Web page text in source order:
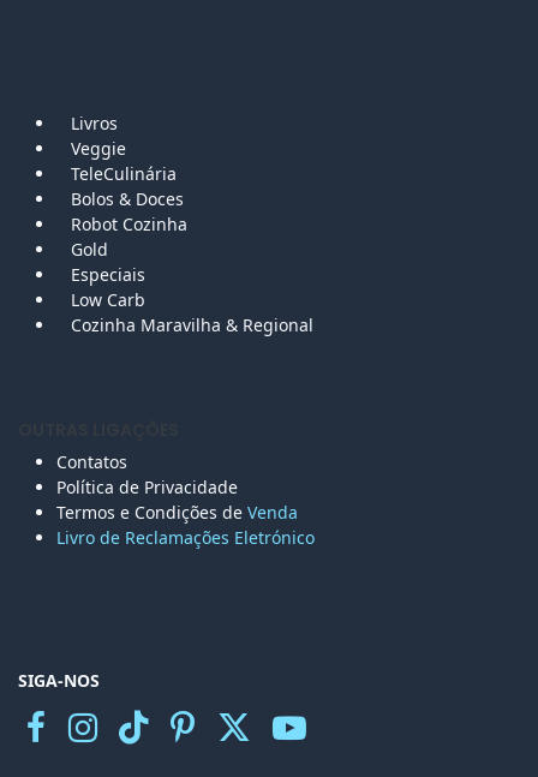
Livros
Veggie
TeleCulinária
Bolos & Doces
Robot Cozinha
Gold
Especiais
Low Carb
Cozinha Maravilha & Regional
Contatos
Política de Privacidade
Termos e Condições de Venda
Livro de Reclamações Eletrónico
SIGA-NOS